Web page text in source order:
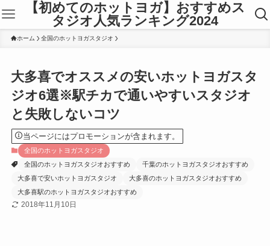
【初めてのホットヨガ】おすすめス
タジオ人気ランキング2024
ホーム 全国のホットヨガスタジオ
大多喜でオススメの安いホットヨガスタ
ジオ6選※駅チカで通いやすいスタジオ
と失敗しないコツ
当ページにはプロモーションが含まれます。
全国のホットヨガスタジオ
全国のホットヨガスタジオおすすめ
千葉のホットヨガスタジオおすすめ
大多喜で安いホットヨガスタジオ
大多喜のホットヨガスタジオおすすめ
大多喜駅のホットヨガスタジオおすすめ
2018年11月10日